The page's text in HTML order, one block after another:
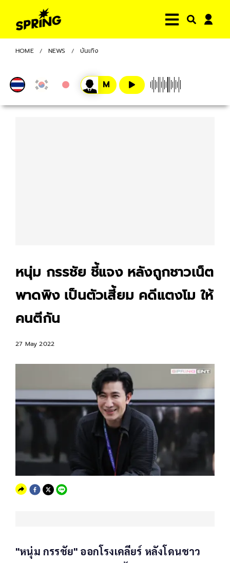
HOME NEWS บันเทิง
หนุ่ม กรรชัย ชี้แจง หลังถูกชาวเน็ต
พาดพิง เป็นตัวเสี้ยม คดีแตงโม ให้
คนตีกัน
27 May 2022
"หนุ่ม กรรชัย" ออกโรงเคลียร์ หลังโดนชาว